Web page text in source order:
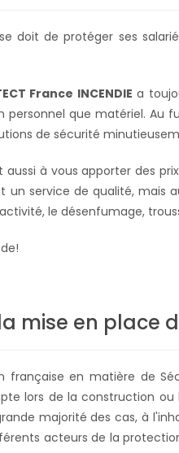
doit de protéger ses
France INCENDIE a
personnel que matériel. Au
de sécurité
à vous apporter des
un service de qualité, mais
le désenfumage,
mise en place
française en matière de
lors de la construction
majorité des cas, à
acteurs de la